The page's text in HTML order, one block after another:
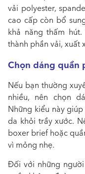
vải polyester,
cao cấp còn bổ
khả năng thấm
thành phần vải, xuất
Chọn dáng quần
Nếu bạn thường
nhiều, nên chọn
Những kiểu này
da khỏi trầy xước.
boxer brief hoặc
vì mỏng nhẹ.
Đối với những